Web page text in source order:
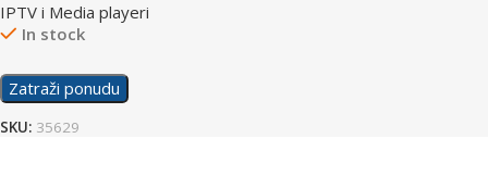
IPTV i Media playeri
In stock
Zatraži ponudu
SKU: 35629